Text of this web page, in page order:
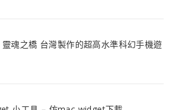
靈魂之橋 台灣製作的超高水準科幻手機遊